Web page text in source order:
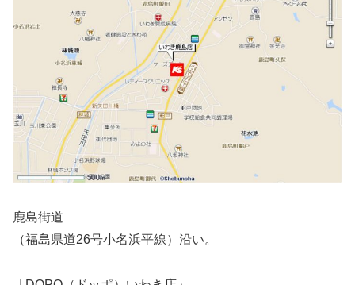
鹿島街道
（福島県道26号小名浜平線）沿い。